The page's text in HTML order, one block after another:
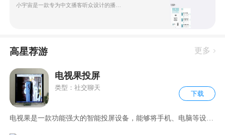
高星荐游 更多
电视果投屏
类型：社交聊天
下载
电视果是一款功能强大的智能投屏设备，能够将手机、电脑等设备